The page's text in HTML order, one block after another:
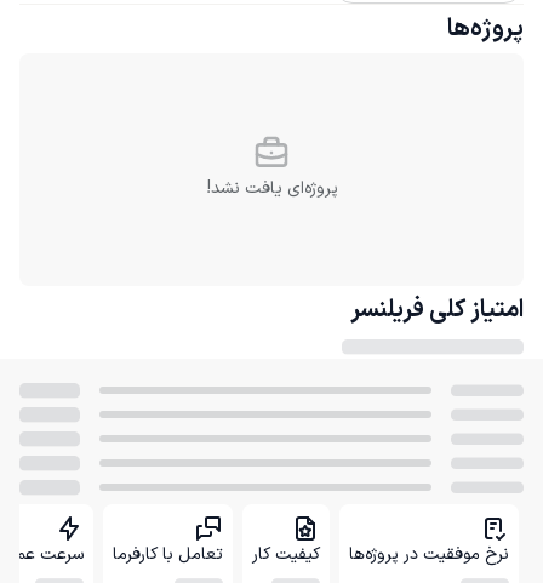
پروژه‌ها
پروژه‌ای یافت نشد!
امتیاز کلی فریلنسر
نرخ موفقیت در پروژه‌ها کیفیت کار تعامل با کارفرما سرعت عمل